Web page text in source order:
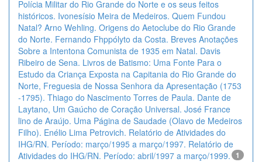
Polícia Militar do Rio Grande do Norte e os seus feitos
históricos. Ivonesísio Meira de Medeiros. Quem Fundou
Natal? Arno Wehling. Origens do Aetoclube do Rio Grande
do Norte. Fernando Fhppólyto da Costa. Breves Anotações
Sobre a Intentona Comunista de 1935 em Natal. Davis
Ribeiro de Sena. Livros de Batismo: Uma Fonte Para o
Estudo da Criança Exposta na Capitania do Rio Grande do
Norte, Freguesia de Nossa Senhora da Apresentação (1753
-1795). Thiago do Nascimento Torres de Paula. Dante de
Laytano, Um Gaúcho de Coração Universal. José France
lino de Araújo. Uma Página de Saudade (Olavo de Medeiros
Filho). Enélio Lima Petrovich. Relatório de Atividades do
IHG/RN. Período: março/1995 a março/1997. Relatório de
Atividades do IHG/RN. Período: abril/1997 a março/1999.
1